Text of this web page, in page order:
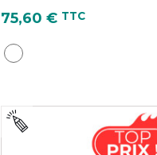
Prix
75,60 € TTC
Blanc pur - RAL 9010